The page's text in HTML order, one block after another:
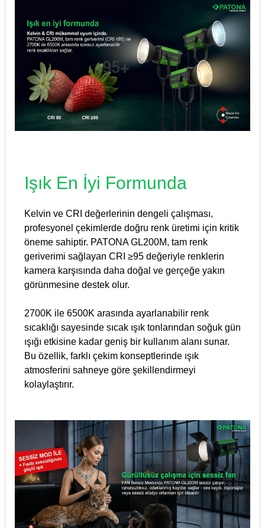
Işık En İyi Formunda
Kelvin ve CRI değerlerinin dengeli çalışması,
profesyonel çekimlerde doğru renk üretimi için kritik
öneme sahiptir. PATONA GL200M, tam renk
geriverimi sağlayan CRI ≥95 değeriyle renklerin
kamera karşısında daha doğal ve gerçeğe yakın
görünmesine destek olur.
2700K ile 6500K arasında ayarlanabilir renk
sıcaklığı sayesinde sıcak ışık tonlarından soğuk gün
ışığı etkisine kadar geniş bir kullanım alanı sunar.
Bu özellik, farklı çekim konseptlerinde ışık
atmosferini sahneye göre şekillendirmeyi
kolaylaştırır.